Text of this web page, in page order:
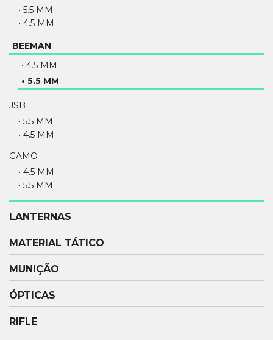
• 5.5 MM
• 4.5 MM
BEEMAN
• 4.5 MM
• 5.5 MM
JSB
• 5.5 MM
• 4.5 MM
GAMO
• 4.5 MM
• 5.5 MM
LANTERNAS
MATERIAL TÁTICO
MUNIÇÃO
ÓPTICAS
RIFLE